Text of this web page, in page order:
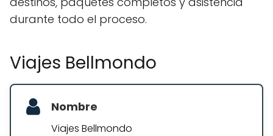
durante todo el proceso.
Viajes Bellmondo
Nombre
Viajes Bellmondo